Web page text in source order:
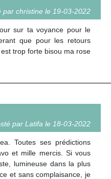
par christine le 19-03-2022
sur ta voyance pour le
que pour les retours
trop forte bisou ma rose
par Latifa le 18-03-2022
Toutes ses prédictions
et mille mercis. Si vous
lumineuse dans la plus
et sans complaisance, je